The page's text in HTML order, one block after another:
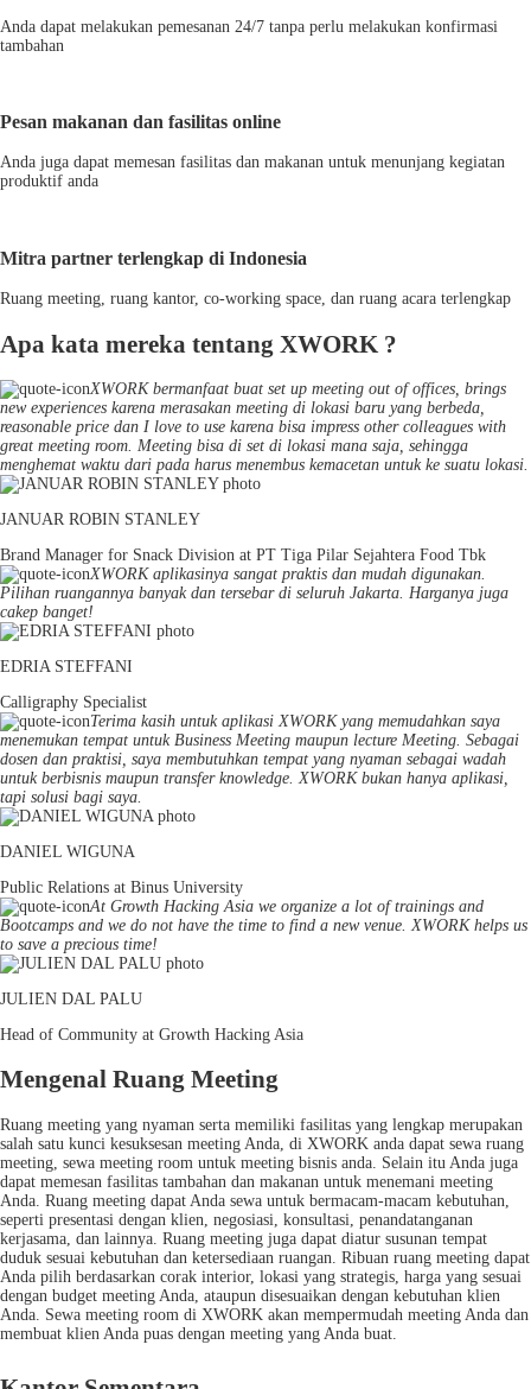
Anda dapat melakukan pemesanan 24/7 tanpa perlu melakukan konfirmasi
tambahan
Pesan makanan dan fasilitas online
Anda juga dapat memesan fasilitas dan makanan untuk menunjang kegiatan
produktif anda
Mitra partner terlengkap di Indonesia
Ruang meeting, ruang kantor, co-working space, dan ruang acara terlengkap
Apa kata mereka tentang XWORK ?
XWORK bermanfaat buat set up meeting out of offices, brings
new experiences karena merasakan meeting di lokasi baru yang berbeda,
reasonable price dan I love to use karena bisa impress other colleagues with
great meeting room. Meeting bisa di set di lokasi mana saja, sehingga
menghemat waktu dari pada harus menembus kemacetan untuk ke suatu lokasi.
JANUAR ROBIN STANLEY
Brand Manager for Snack Division at PT Tiga Pilar Sejahtera Food Tbk
XWORK aplikasinya sangat praktis dan mudah digunakan.
Pilihan ruangannya banyak dan tersebar di seluruh Jakarta. Harganya juga
cakep banget!
EDRIA STEFFANI
Calligraphy Specialist
Terima kasih untuk aplikasi XWORK yang memudahkan saya
menemukan tempat untuk Business Meeting maupun lecture Meeting. Sebagai
dosen dan praktisi, saya membutuhkan tempat yang nyaman sebagai wadah
untuk berbisnis maupun transfer knowledge. XWORK bukan hanya aplikasi,
tapi solusi bagi saya.
DANIEL WIGUNA
Public Relations at Binus University
At Growth Hacking Asia we organize a lot of trainings and
Bootcamps and we do not have the time to find a new venue. XWORK helps us
to save a precious time!
JULIEN DAL PALU
Head of Community at Growth Hacking Asia
Mengenal Ruang Meeting
Ruang meeting yang nyaman serta memiliki fasilitas yang lengkap merupakan
salah satu kunci kesuksesan meeting Anda, di XWORK anda dapat sewa ruang
meeting, sewa meeting room untuk meeting bisnis anda. Selain itu Anda juga
dapat memesan fasilitas tambahan dan makanan untuk menemani meeting
Anda. Ruang meeting dapat Anda sewa untuk bermacam-macam kebutuhan,
seperti presentasi dengan klien, negosiasi, konsultasi, penandatanganan
kerjasama, dan lainnya. Ruang meeting juga dapat diatur susunan tempat
duduk sesuai kebutuhan dan ketersediaan ruangan. Ribuan ruang meeting dapat
Anda pilih berdasarkan corak interior, lokasi yang strategis, harga yang sesuai
dengan budget meeting Anda, ataupun disesuaikan dengan kebutuhan klien
Anda. Sewa meeting room di XWORK akan mempermudah meeting Anda dan
membuat klien Anda puas dengan meeting yang Anda buat.